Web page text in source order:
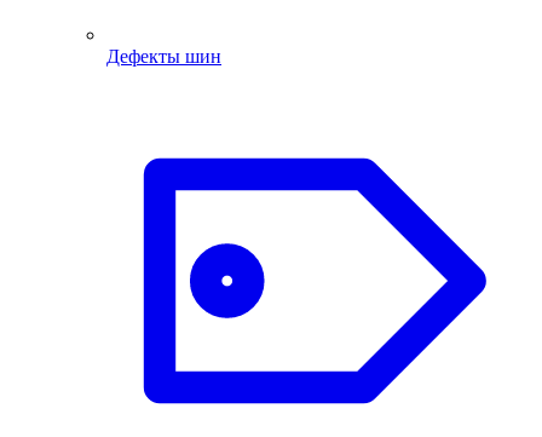
Дефекты шин